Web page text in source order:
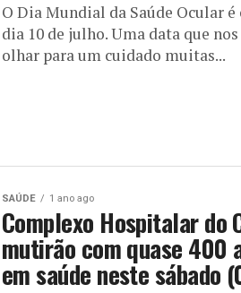
O Dia Mundial da Saúde Ocular
dia 10 de julho. Uma data que
olhar para um cuidado muitas...
SAÚDE 1 ano ago
Complexo Hospitalar do
mutirão com quase 400
em saúde neste sábado